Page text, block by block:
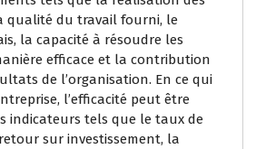
qualité du travail fourni, le
la capacité à résoudre les
efficace et la contribution
de l’organisation. En ce qui
l’efficacité peut être
indicateurs tels que le taux de
sur investissement, la